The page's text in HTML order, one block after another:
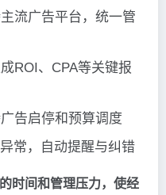
流广告平台，统一管
ROI、CPA等关键报
告启停和预算调度
常，自动提醒与纠错
时间和管理压力，使经